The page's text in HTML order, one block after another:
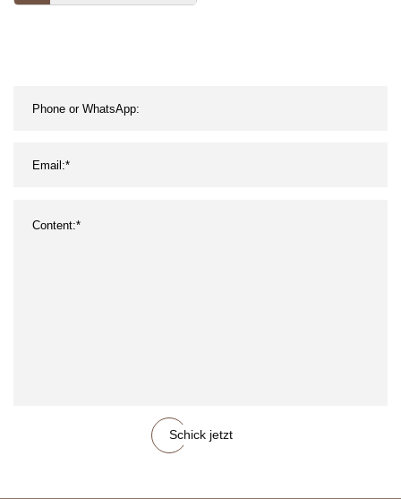
Guanidinhydrochlorid
Schick jetzt